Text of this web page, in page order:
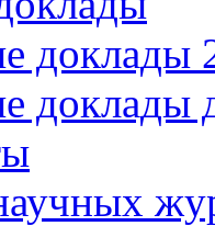
доклады
доклады